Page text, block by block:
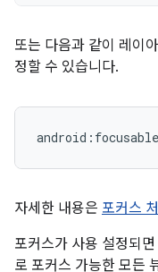
또는 다음과 같이 레이
정할 수 있습니다.
자세한 내용은 포커스
포커스가 사용 설정되
로 포커스 가능한 모든